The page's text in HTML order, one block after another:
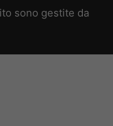
sono gestite da